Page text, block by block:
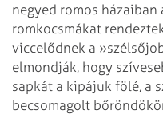
negyed romos
romkocsmákat
viccelődnek a
elmondják, hogy
sapkát a kipájuk fölé, a
becsomagolt